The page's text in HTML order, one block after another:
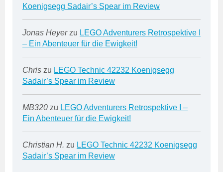
Koenigsegg Sadair’s Spear im Review
Jonas Heyerzu LEGO Adventurers Retrospektive I
– Ein Abenteuer für die Ewigkeit!
Chris zu LEGO Technic 42232 Koenigsegg
Sadair’s Spear im Review
MB320 zu LEGO Adventurers Retrospektive I –
Ein Abenteuer für die Ewigkeit!
Christian H. zu LEGO Technic 42232 Koenigsegg
Sadair’s Spear im Review